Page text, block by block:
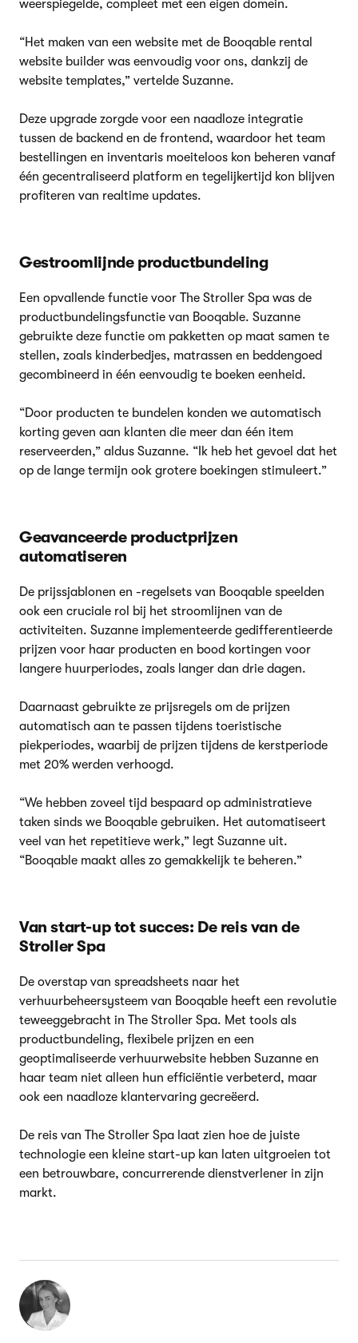
weerspiegelde, compleet met een eigen domein.
“Het maken van een website met de Booqable rental
website builder was eenvoudig voor ons, dankzij de
website templates,” vertelde Suzanne.
Deze upgrade zorgde voor een naadloze integratie
tussen de backend en de frontend, waardoor het team
bestellingen en inventaris moeiteloos kon beheren vanaf
één gecentraliseerd platform en tegelijkertijd kon blijven
profiteren van realtime updates.
Gestroomlijnde productbundeling
Een opvallende functie voor The Stroller Spa was de
productbundelingsfunctie van Booqable. Suzanne
gebruikte deze functie om pakketten op maat samen te
stellen, zoals kinderbedjes, matrassen en beddengoed
gecombineerd in één eenvoudig te boeken eenheid.
“Door producten te bundelen konden we automatisch
korting geven aan klanten die meer dan één item
reserveerden,” aldus Suzanne. “Ik heb het gevoel dat het
op de lange termijn ook grotere boekingen stimuleert.”
Geavanceerde productprijzen
automatiseren
De prijssjablonen en -regelsets van Booqable speelden
ook een cruciale rol bij het stroomlijnen van de
activiteiten. Suzanne implementeerde gedifferentieerde
prijzen voor haar producten en bood kortingen voor
langere huurperiodes, zoals langer dan drie dagen.
Daarnaast gebruikte ze prijsregels om de prijzen
automatisch aan te passen tijdens toeristische
piekperiodes, waarbij de prijzen tijdens de kerstperiode
met 20% werden verhoogd.
“We hebben zoveel tijd bespaard op administratieve
taken sinds we Booqable gebruiken. Het automatiseert
veel van het repetitieve werk,” legt Suzanne uit.
“Booqable maakt alles zo gemakkelijk te beheren.”
Van start-up tot succes: De reis van de
Stroller Spa
De overstap van spreadsheets naar het
verhuurbeheersysteem van Booqable heeft een revolutie
teweeggebracht in The Stroller Spa. Met tools als
productbundeling, flexibele prijzen en een
geoptimaliseerde verhuurwebsite hebben Suzanne en
haar team niet alleen hun efficiëntie verbeterd, maar
ook een naadloze klantervaring gecreëerd.
De reis van The Stroller Spa laat zien hoe de juiste
technologie een kleine start-up kan laten uitgroeien tot
een betrouwbare, concurrerende dienstverlener in zijn
markt.